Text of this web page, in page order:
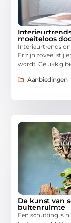
moeiteloos
Interieurtrends
Er zijn zoveel
wordt. Gelukkig
Aanbiedingen
De kunst van
buitenruimte
Een schutting is